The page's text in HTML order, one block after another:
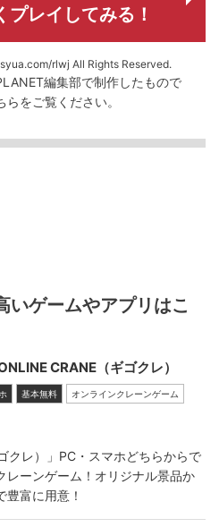
プレイしてみる！
rlwj All Rights Reserved.
編集部で制作したもので
らをご覧ください。
いゲームやアプリはこ
CRANE（ギゴクレ）
基本無料 オンラインクレーンゲーム
クレ）」PC・スマホどちらからで
レーンゲーム！オリジナル景品か
富に用意！